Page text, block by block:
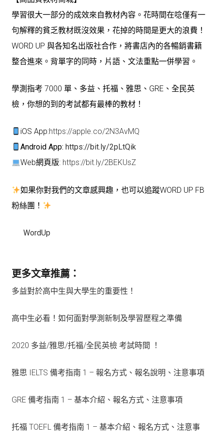
學習很大一部分的成效來自教材內容。花時間在唸僅有一
句解釋的貧乏教材既沒效果，花掉的時間是更大的浪費！
WORD UP 與各知名出版社合作，將書店內的各暢銷書籍
整合進來。背單字的同時，片語、文法重點一併學習。
學測指考 7000 單、多益、托福、雅思、GRE、全民英
檢，你想的到的考試都有最棒的教材！
iOS App:https://apple.co/2N3AvMQ
Android App: https://bit.ly/2pLtQik
Web網頁版: https://bit.ly/2BEKUsZ
如果你對我們的文章感興趣，也可以追蹤WORD UP FB
粉絲團！
WordUp
更多文章推薦：
多益對於高中生與大學生的重要性！
高中生必看！如何面對學測新制及學習歷程之準備
2020 多益/雅思/托福/全民英檢 考試時間 ！
雅思 IELTS 備考指南 1 – 報名方式、報名說明、注意事項
GRE 備考指南 1 – 基本介紹、報名方式、注意事項
托福 TOEFL 備考指南 1 – 基本介紹、報名方式、注意事